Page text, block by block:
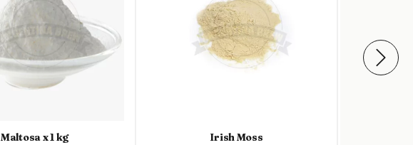
Maltosa x 1 kg Irish Moss